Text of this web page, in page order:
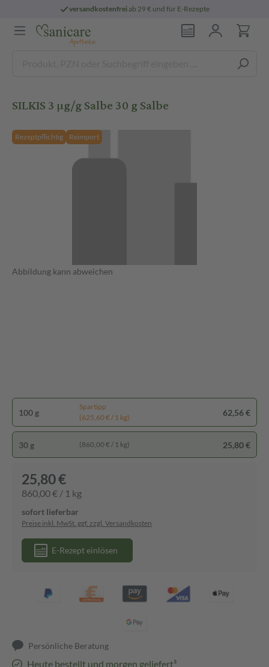
versandkostenfreiab 29 € und für E-Rezepte
SILKIS 3 µg/g Salbe 30 g Salbe
Rezeptpflichtig Reimport
Abbildung kann abweichen
100 g
Spartipp
(625,60 € / 1 kg)
62,56 €
30 g (860,00 € / 1 kg) 25,80 €
25,80 €
860,00 € / 1 kg
sofort lieferbar
Preise inkl. MwSt. ggf. zzgl. Versandkosten
E-Rezept einlösen
Persönliche Beratung
Heute bestellt und morgen geliefert³